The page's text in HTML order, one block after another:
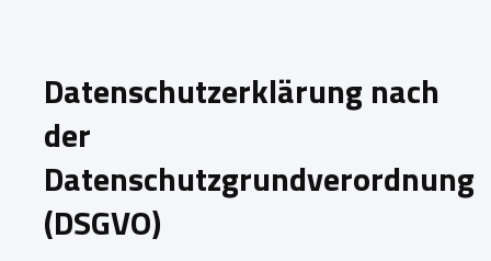
Datenschutzerklärung nach
der
Datenschutzgrundverordnung
(DSGVO)